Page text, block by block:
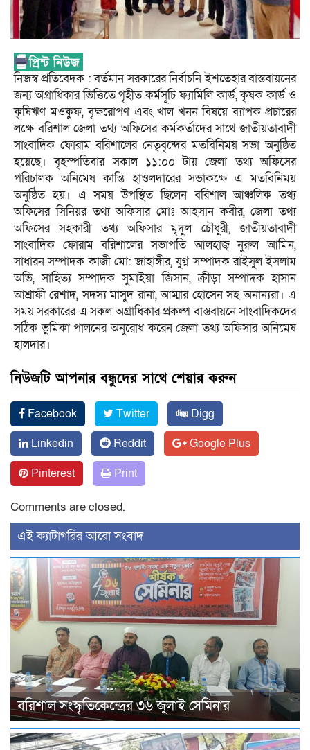
নিজস্ব প্রতিবেদক : বর্তমান সরকারের নির্বাচনি ইশতেহার বাস্তবায়নের
জন্য অগ্রাধিকার ভিত্তিতে গৃহীত কর্মসূচি ফ্যামিলি কার্ড, কৃষক কার্ড ও
কৃষিঋণ মওকুফ, বৃক্ষরোপণ এবং খাল খনন বিষয়ে ব্যাপক প্রচারের
লক্ষে বরিশাল জেলা তথ্য অফিসের কর্মকর্তাদের সাথে জাতীয়তাবাদী
সাংবাদিক ফোরাম বরিশালের নেতৃবৃন্দের মতবিনিময় সভা অনুষ্ঠিত
হয়েছে। বৃহস্পতিবার সকাল ১১:০০ টায় জেলা তথ্য অফিসের
পরিচালক অনিমেষ কান্তি হাওলদারের সভাকক্ষে এ মতবিনিময়
অনুষ্ঠিত হয়। এ সময় উপস্থিত ছিলেন বরিশাল আঞ্চলিক তথ্য
অফিসের সিনিয়র তথ্য অফিসার মোঃ আহসান কবীর, জেলা তথ্য
অফিসের সহকারী তথ্য অফিসার মৃদুল চৌধুরী, জাতীয়তাবাদী
সাংবাদিক ফোরাম বরিশালের সভাপতি আলহাজ্ব নুরুল আমিন,
সাধারন সম্পাদক কাজী মো: জাহাঙ্গীর, যুগ্ন সম্পাদক রাইসুল ইসলাম
অভি, সাহিত্য সম্পাদক সুমাইয়া জিসান, ক্রীড়া সম্পাদক হাসান
আশ্রাফী রেশাদ, সদস্য মাসুদ রানা, আম্মার হোসেন সহ অনান্যরা। এ
সময় সরকারের এ সকল অগ্রাধিকার প্রকল্প বাস্তবায়নে সাংবাদিকদের
সঠিক ভুমিকা পালনের অনুরোধ করেন জেলা তথ্য অফিসার অনিমেষ
হালদার।
নিউজটি আপনার বন্ধুদের সাথে শেয়ার করুন
Facebook Twitter
Digg
Linkedin
Reddit
Google Plus
Pinterest
Print
Comments are closed.
‍এই ক্যাটাগরির ‍আরো সংবাদ
বরিশাল সংস্কৃতিকেন্দ্রের ৩৬ জুলাই সেমিনার